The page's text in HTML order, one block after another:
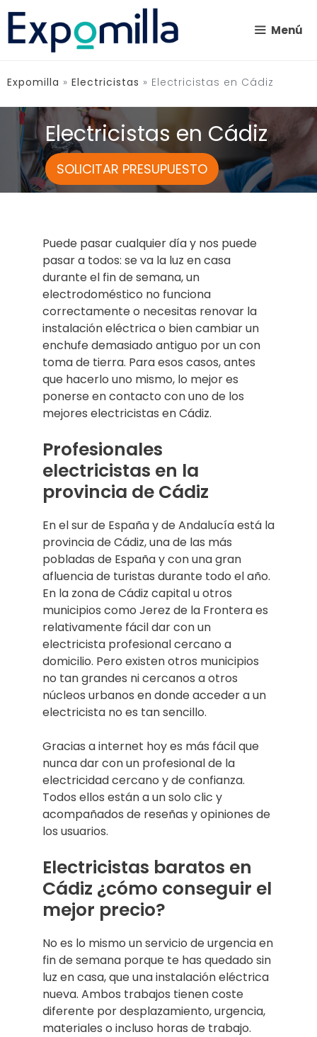
Saltar
contenido
Menú
Expomilla » Electricistas » Electricistas en Cádiz
Electricistas en Cádiz
SOLICITAR PRESUPUESTO
Puede pasar cualquier día y nos puede
pasar a todos: se va la luz en casa
durante el fin de semana, un
electrodoméstico no funciona
correctamente o necesitas renovar la
instalación eléctrica o bien cambiar un
enchufe demasiado antiguo por un con
toma de tierra. Para esos casos, antes
que hacerlo uno mismo, lo mejor es
ponerse en contacto con uno de los
mejores electricistas en Cádiz.
Profesionales
electricistas en la
provincia de Cádiz
En el sur de España y de Andalucía está la
provincia de Cádiz, una de las más
pobladas de España y con una gran
afluencia de turistas durante todo el año.
En la zona de Cádiz capital u otros
municipios como Jerez de la Frontera es
relativamente fácil dar con un
electricista profesional cercano a
domicilio. Pero existen otros municipios
no tan grandes ni cercanos a otros
núcleos urbanos en donde acceder a un
electricista no es tan sencillo.
Gracias a internet hoy es más fácil que
nunca dar con un profesional de la
electricidad cercano y de confianza.
Todos ellos están a un solo clic y
acompañados de reseñas y opiniones de
los usuarios.
Electricistas baratos en
Cádiz ¿cómo conseguir el
mejor precio?
No es lo mismo un servicio de urgencia en
fin de semana porque te has quedado sin
luz en casa, que una instalación eléctrica
nueva. Ambos trabajos tienen coste
diferente por desplazamiento, urgencia,
materiales o incluso horas de trabajo.